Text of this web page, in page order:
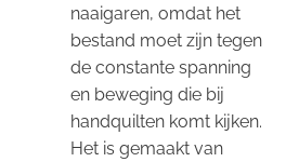
naaigaren, omdat het
bestand moet zijn tegen
de constante spanning
en beweging die bij
handquilten komt kijken.
Het is gemaakt van